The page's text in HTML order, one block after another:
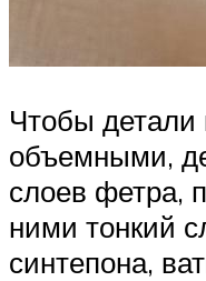
Чтобы детали
объемными,
слоев фетра,
ними тонкий
синтепона,